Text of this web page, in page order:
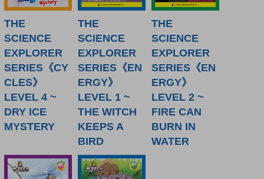
THE
SCIENCE
EXPLORER
SERIES《CY
CLES》
LEVEL 4 ~
DRY ICE
MYSTERY
THE
SCIENCE
EXPLORER
SERIES《EN
ERGY》
LEVEL 1 ~
THE WITCH
KEEPS A
BIRD
THE
SCIENCE
EXPLORER
SERIES《EN
ERGY》
LEVEL 2 ~
FIRE CAN
BURN IN
WATER